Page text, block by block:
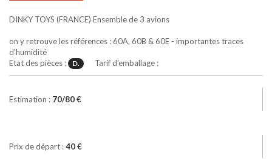
DINKY TOYS (FRANCE) Ensemble de 3 avions
on y retrouve les références : 60A, 60B & 60E - importantes traces
d'humidité
Etat des pièces :
D. Tarif d'emballage :
Estimation : 70/80 €
Prix de départ :40 €